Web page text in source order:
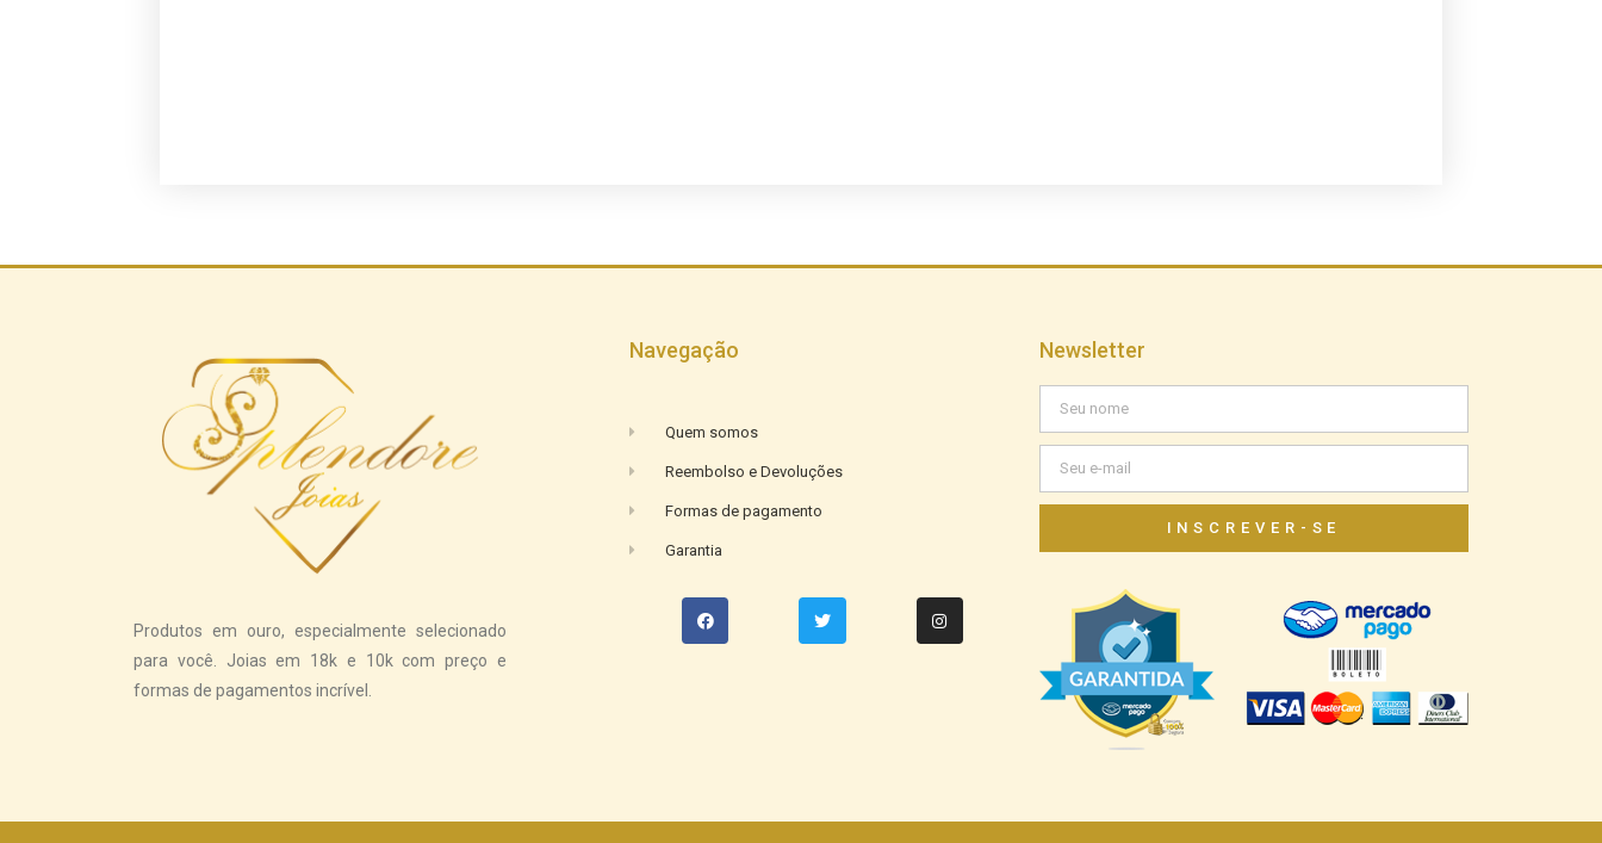
Produtos em ouro, especialmente selecionado
para você. Joias em 18k e 10k com preço e
formas de pagamentos incrível.
Navegação
Quem somos
Reembolso e Devoluções
Formas de pagamento
Garantia
Newsletter
INSCREVER-SE